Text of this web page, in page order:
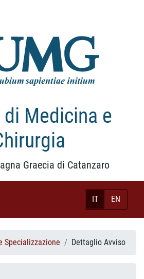
di Medicina e
Graecia di Catanzaro
IT EN
Specializzazione Dettaglio Avviso